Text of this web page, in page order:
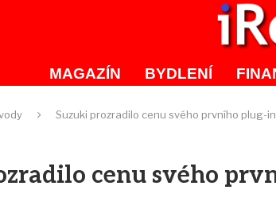
MAGAZÍN BYDLENÍ
Suzuki prozradilo cenu svého prvního plug-
cenu svého